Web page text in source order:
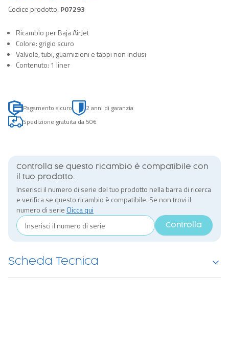
Codice prodotto: P07293
Ricambio per Baja AirJet
Colore: grigio scuro
Valvole, tubi, guarnizioni e tappi non inclusi
Contenuto: 1 liner
Pagamento sicuro
2 anni di garanzia
Spedizione gratuita da 50€
Controlla se questo ricambio è compatibile con
il tuo prodotto.
Inserisci il numero di serie del tuo prodotto nella barra di ricerca
e verifica se questo ricambio è compatibile. Se non trovi il
numero di serie Clicca qui
Controlla
Scheda Tecnica